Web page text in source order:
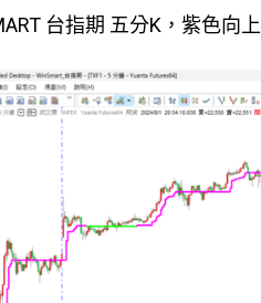
台指期 五分K，紫色向